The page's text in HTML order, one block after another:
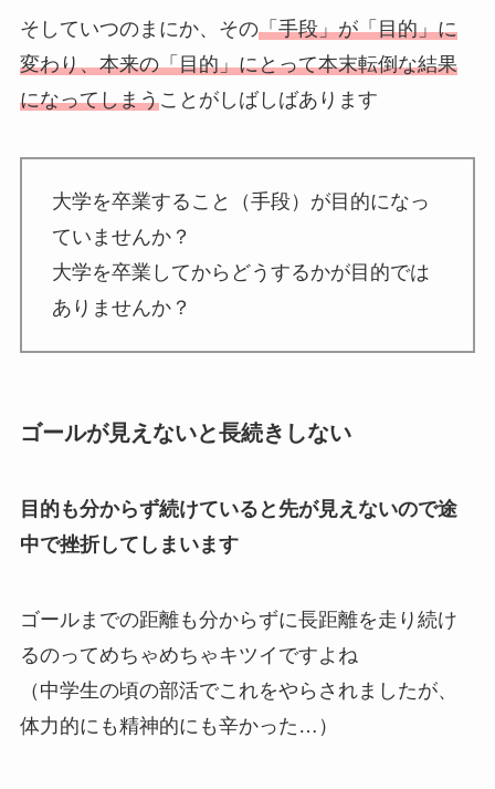
そしていつのまにか、その「手段」が「目的」に
変わり、本来の「目的」にとって本末転倒な結果
になってしまうことがしばしばあります
大学を卒業すること（手段）が目的になっ
ていませんか？
大学を卒業してからどうするかが目的では
ありませんか？
ゴールが見えないと長続きしない
目的も分からず続けていると先が見えないので途
中で挫折してしまいます
ゴールまでの距離も分からずに長距離を走り続け
るのってめちゃめちゃキツイですよね
（中学生の頃の部活でこれをやらされましたが、
体力的にも精神的にも辛かった…）